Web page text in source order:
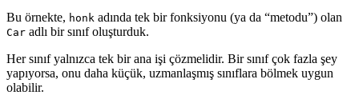
Bu örnekte, honk adında tek bir fonksiyonu (ya da “metodu”) olan
Car adlı bir sınıf oluşturduk.
Her sınıf yalnızca tek bir ana işi çözmelidir. Bir sınıf çok fazla şey
yapıyorsa, onu daha küçük, uzmanlaşmış sınıflara bölmek uygun
olabilir.